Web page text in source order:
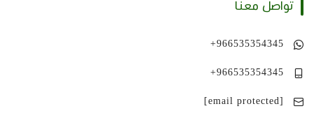
تواصل معنا
+966535354345
+966535354345
[email protected]